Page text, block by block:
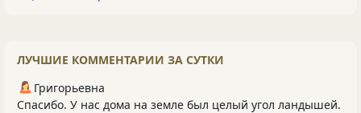
ЛУЧШИЕ КОММЕНТАРИИ ЗА СУТКИ
Григорьевна
Спасибо. У нас дома на земле был целый угол ландышей.